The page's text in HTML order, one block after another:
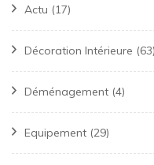
Actu (17)
Décoration Intérieure (63)
Déménagement (4)
Equipement (29)